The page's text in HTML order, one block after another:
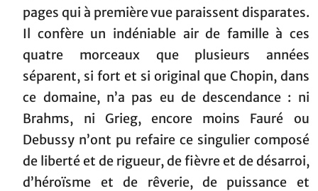
pages qui à première vue paraissent disparates.
Il confère un indéniable air de famille à ces
quatre morceaux que plusieurs années
séparent, si fort et si original que Chopin, dans
ce domaine, n’a pas eu de descendance : ni
Brahms, ni Grieg, encore moins Fauré ou
Debussy n’ont pu refaire ce singulier composé
de liberté et de rigueur, de fièvre et de désarroi,
d’héroïsme et de rêverie, de puissance et